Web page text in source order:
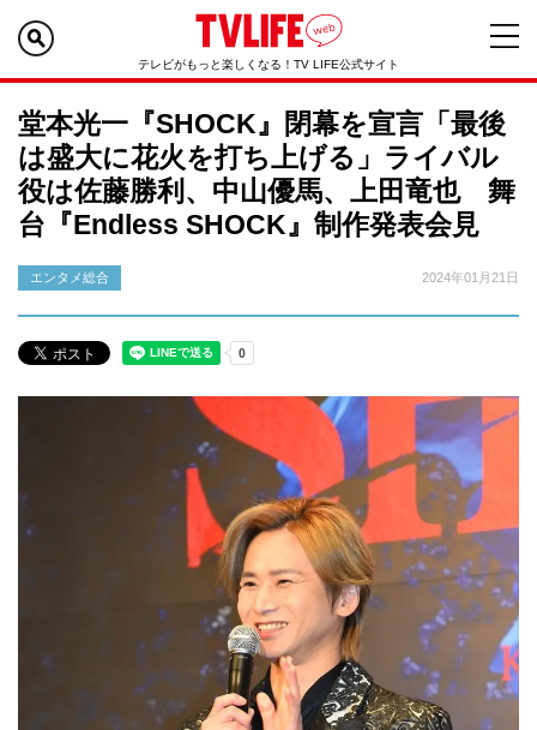
テレビがもっと楽しくなる！TV LIFE公式サイト
堂本光一『SHOCK』閉幕を宣言「最後
は盛大に花火を打ち上げる」ライバル
役は佐藤勝利、中山優馬、上田竜也 舞
台『Endless SHOCK』制作発表会見
エンタメ総合 2024年01月21日